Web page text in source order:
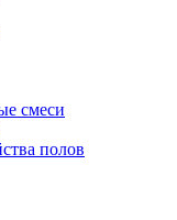
смеси
полов